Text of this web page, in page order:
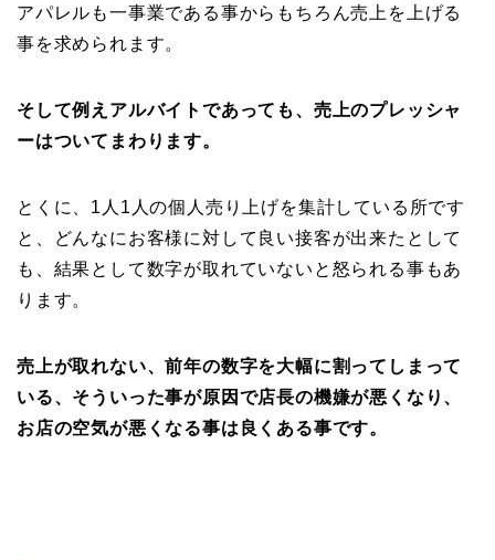
アパレルも一事業である事からもちろん売上を上げる
事を求められます。
そして例えアルバイトであっても、売上のプレッシャ
ーはついてまわります。
とくに、1人1人の個人売り上げを集計している所です
と、どんなにお客様に対して良い接客が出来たとして
も、結果として数字が取れていないと怒られる事もあ
ります。
売上が取れない、前年の数字を大幅に割ってしまって
いる、そういった事が原因で店長の機嫌が悪くなり、
お店の空気が悪くなる事は良くある事です。